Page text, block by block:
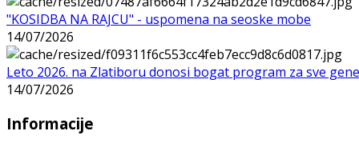
"KOSIDBA NA RAJCU" - uspomena na seoske mobe
14/07/2026
Leto 2026. na Zlatiboru donosi bogat program za sve
14/07/2026
Informacije